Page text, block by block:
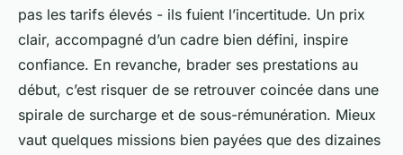
pas les tarifs élevés - ils fuient l’incertitude. Un prix
clair, accompagné d’un cadre bien défini, inspire
confiance. En revanche, brader ses prestations au
début, c’est risquer de se retrouver coincée dans une
spirale de surcharge et de sous-rémunération. Mieux
vaut quelques missions bien payées que des dizaines